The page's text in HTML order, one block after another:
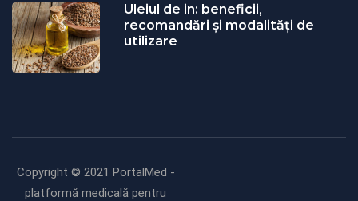
Uleiul de in: beneficii,
recomandări și modalități de
utilizare
Copyright © 2021 PortalMed -
platformă medicală pentru